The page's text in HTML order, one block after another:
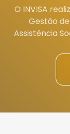
O INVISA
Gestão
Assistência